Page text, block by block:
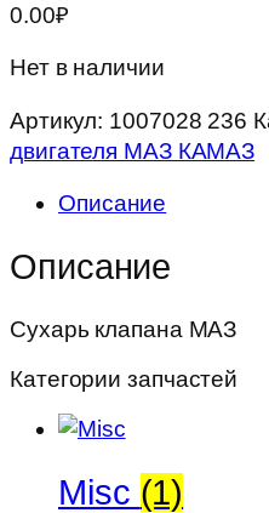
0.00₽
Нет в наличии
Артикул: 1007028 236
двигателя МАЗ КАМАЗ
Описание
Описание
Сухарь клапана МАЗ
Категории запчастей
Misc (1)